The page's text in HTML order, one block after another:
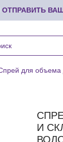
для объема
И